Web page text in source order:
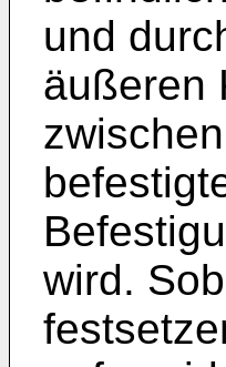
und
äußeren
wird.